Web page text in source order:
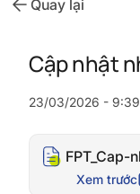
Quay lại
Cập nhật
23/03/2026 -
Xem trước